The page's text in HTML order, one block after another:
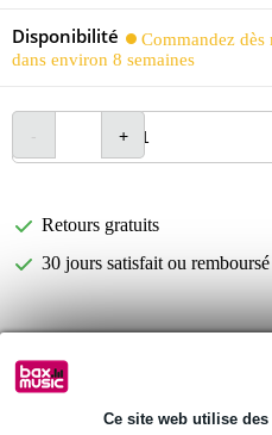
Ce site web utilise
Disponibilité
Commandez
dans environ 8 semaines
Retours gratuits
30 jours satisfait ou remboursé
DBX DI1 boîte de direct
boîtier robuste et résistant aux